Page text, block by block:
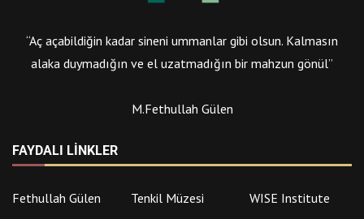
“Aç açabildiğin kadar sineni ummanlar gibi olsun. Kalmasın
alaka duymadığın ve el uzatmadığın bir mahzun gönül”
M.Fethullah Gülen
FAYDALI LINKLER
Fethullah Gülen Tenkil Müzesi
WISE Institute